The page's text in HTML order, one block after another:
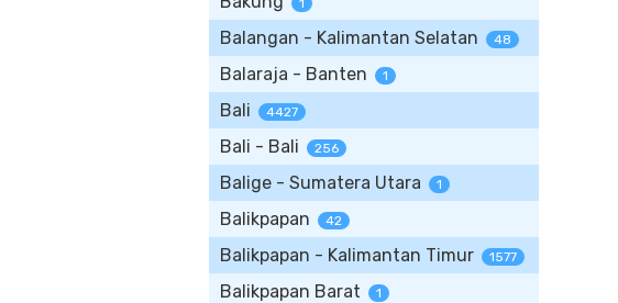
1
Balangan - Kalimantan Selatan 48
Balaraja - Banten 1
Bali 4427
Bali - Bali 256
Balige - Sumatera Utara 1
Balikpapan 42
Balikpapan - Kalimantan Timur 1577
Balikpapan Barat 1